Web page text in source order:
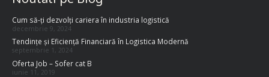
Cum să-ți dezvolți cariera în industria logistică
decembrie 9, 2024
Tendințe și Eficiență Financiară în Logistica Modernă
septembrie 1, 2024
Oferta Job – Sofer cat B
iunie 11, 2019